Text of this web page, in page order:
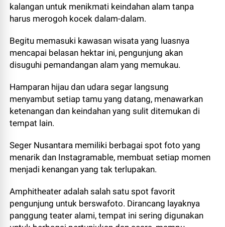
kalangan untuk menikmati keindahan alam tanpa
harus merogoh kocek dalam-dalam.
Begitu memasuki kawasan wisata yang luasnya
mencapai belasan hektar ini, pengunjung akan
disuguhi pemandangan alam yang memukau.
Hamparan hijau dan udara segar langsung
menyambut setiap tamu yang datang, menawarkan
ketenangan dan keindahan yang sulit ditemukan di
tempat lain.
Seger Nusantara memiliki berbagai spot foto yang
menarik dan Instagramable, membuat setiap momen
menjadi kenangan yang tak terlupakan.
Amphitheater adalah salah satu spot favorit
pengunjung untuk berswafoto. Dirancang layaknya
panggung teater alami, tempat ini sering digunakan